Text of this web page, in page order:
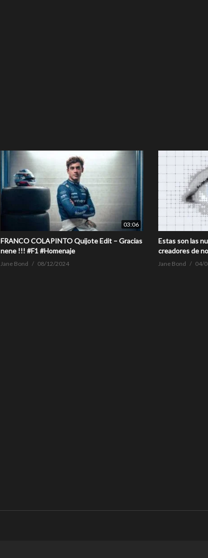
03:06
FRANCO COLAPINTO Quijote Edit – Gracias
nene !!! #F1 #Homenaje
Jane Bond 08/12/2024
Estas son las
creadores de
Jane Bond 04/